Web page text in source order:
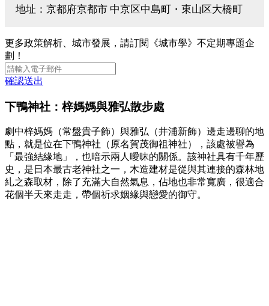
地址：京都府京都市 中京区中島町・東山区大橋町
更多政策解析、城市發展，請訂閱《城市學》不定期專題企
劃！
確認送出
下鴨神社：梓媽媽與雅弘散步處
劇中梓媽媽（常盤貴子飾）與雅弘（井浦新飾）邊走邊聊的地
點，就是位在下鴨神社（原名賀茂御祖神社），該處被譽為
「最強結緣地」，也暗示兩人曖昧的關係。該神社具有千年歷
史，是日本最古老神社之一，木造建材是從與其連接的森林地
糺之森取材，除了充滿大自然氣息，佔地也非常寬廣，很適合
花個半天來走走，帶個祈求姻緣與戀愛的御守。